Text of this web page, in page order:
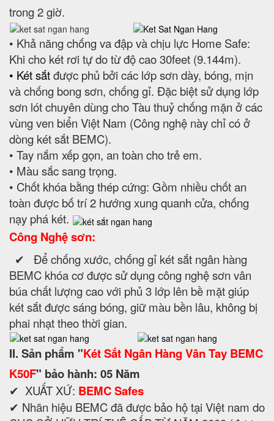
trong 2 giờ.
• Khả năng chống va đập và chịu lực Home Safe:
Khi cho két rơi tự do từ độ cao 30feet (9.144m).
• Két sắtđược phủ bởi các lớp sơn dày, bóng, mịn
và chống bong sơn, chống gỉ. Đặc biệt sử dụng lớp
sơn lót chuyên dùng cho Tàu thuỷ chống mặn ở các
vùng ven biển Việt Nam (Công nghệ này chỉ có ở
dòng két sắt BEMC).
• Tay nắm xếp gọn, an toàn cho trẻ em.
• Màu sắc sang trọng.
• Chốt khóa bằng thép cứng: Gồm nhiều chốt an
toàn được bố trí 2 hướng xung quanh cửa, chống
nạy phá két.
Công Nghệ sơn:
✔ Để chống xước, chống gỉ két sắt ngân hàng
BEMC khóa cơ được sử dụng công nghệ sơn vân
búa chất lượng cao với phủ 3 lớp lên bề mặt giúp
két sắt được sáng bóng, giữ màu bền lâu, không bị
phai nhạt theo thời gian.
II. Sản phẩm "Két Sắt Ngân Hàng Vân Tay BEMC
K50F" bảo hành: 05 Năm
✔ XUẤT XỨ: BEMC Safes
✔ Nhãn hiệu BEMC đã được bảo hộ tại Việt nam do